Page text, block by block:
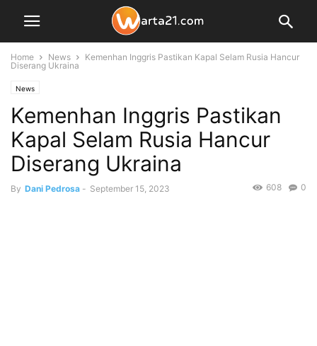
Home News
Kemenhan Inggris Pastikan Kapal Selam Rusia Hancur
Diserang Ukraina
News
Kemenhan Inggris Pastikan
Kapal Selam Rusia Hancur
Diserang Ukraina
By Dani Pedrosa - September 15, 2023 0
608